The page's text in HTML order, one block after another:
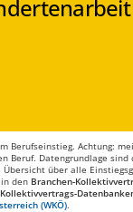
Berufseinstieg. Achtung:
Beruf. Datengrundlage sind
über alle
den Branchen-
Kollektivvertrags-
(WKÖ).